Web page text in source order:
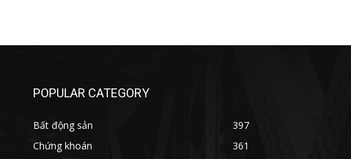
POPULAR CATEGORY
Bất động sản
397
Chứng khoán
361